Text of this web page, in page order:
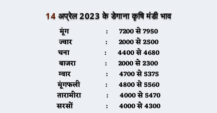
14 अप्रेल 2023 के डेगाना कृषि मंडी भाव
मूंग :
7200 से 7950
ज्वार :
2000 से 2500
चना :
4400 से 4680
बाजरा :
2000 से 2300
ग्वार :
4700 से 5375
मूंगफली :
4800 से 5560
तारामीरा :
4000 से 5470
सरसों :
4000 से 4300